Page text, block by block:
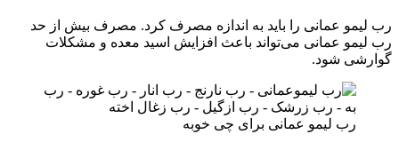
رب لیمو عمانی را باید به اندازه مصرف کرد. مصرف بیش از حد
رب لیمو عمانی می‌تواند باعث افزایش اسید معده و مشکلات
گوارشی شود.
رب لیمو عمانی برای چی خوبه